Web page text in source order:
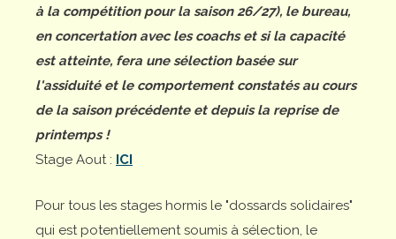
à la compétition pour la saison 26/27), le bureau,
en concertation avec les coachs et si la capacité
est atteinte, fera une sélection basée sur
l'assiduité et le comportement constatés au cours
de la saison précédente et depuis la reprise de
printemps !
Stage Aout : ICI
Pour tous les stages hormis le "dossards solidaires"
qui est potentiellement soumis à sélection, le